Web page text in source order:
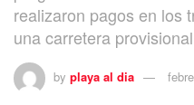
realizaron pagos en los
una carretera
by playa al dia